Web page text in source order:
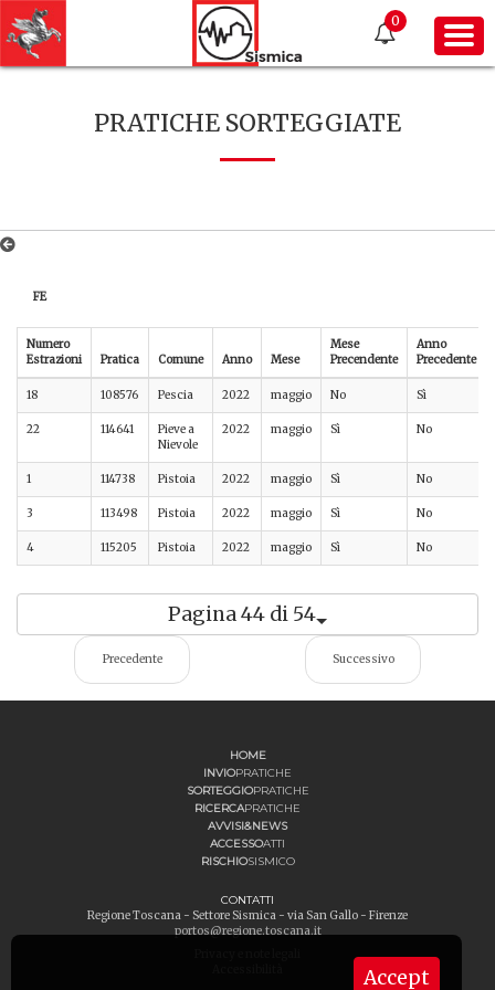
0
PRATICHE SORTEGGIATE
FE
Numero
Estrazioni
Pratica Comune Anno Mese
Mese
Precendente
Anno
Precedente
18 108576 Pescia 2022 maggio No Sì
22 114641
Pieve a
Nievole
2022 maggio Sì No
1 114738 Pistoia 2022 maggio Sì No
3 113498 Pistoia 2022 maggio Sì No
4 115205 Pistoia 2022 maggio Sì No
Pagina 44 di 54
Precedente Successivo
Accept
HOME
INVIOPRATICHE
SORTEGGIOPRATICHE
RICERCAPRATICHE
AVVISI&NEWS
ACCESSOATTI
RISCHIOSISMICO
CONTATTI
Regione Toscana - Settore Sismica - via San Gallo - Firenze
portos@regione.toscana.it